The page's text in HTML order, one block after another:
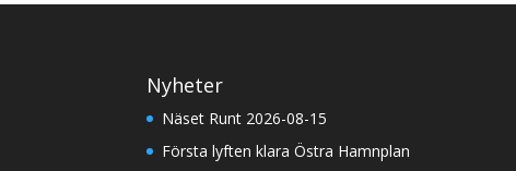
Nyheter
Näset Runt 2026-08-15
Första lyften klara Östra Hamnplan